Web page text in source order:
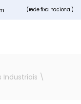
ao nosso site
(rede fixa nacional)
Industriais \